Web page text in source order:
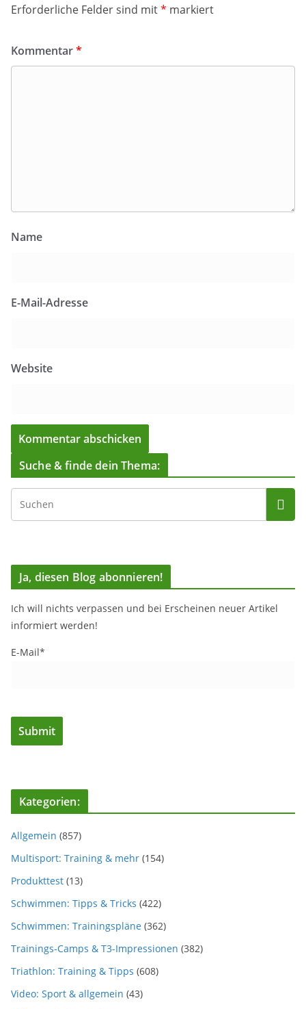
Erforderliche Felder sind mit* markiert
Kommentar*
Name
E-Mail-Adresse
Website
Suche & finde dein Thema:
Ja, diesen Blog abonnieren!
Ich will nichts verpassen und bei Erscheinen neuer Artikel
informiert werden!
E-Mail*
Kategorien:
Allgemein (857)
Multisport: Training & mehr (154)
Produkttest (13)
Schwimmen: Tipps & Tricks (422)
Schwimmen: Trainingspläne (362)
Trainings-Camps & T3-Impressionen (382)
Triathlon: Training & Tipps (608)
Video: Sport & allgemein (43)